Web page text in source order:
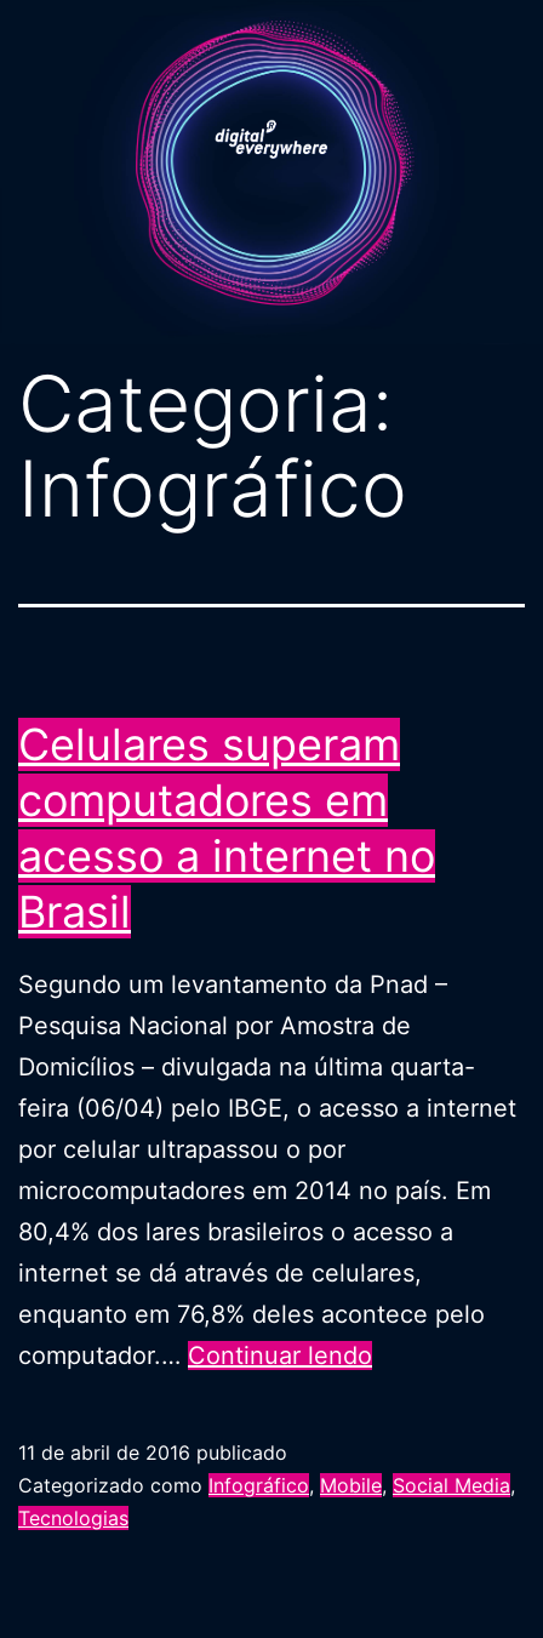
Categoria:
Infográfico
Celulares superam
computadores em
acesso a internet no
Brasil
Segundo um levantamento da Pnad –
Pesquisa Nacional por Amostra de
Domicílios – divulgada na última quarta-
feira (06/04) pelo IBGE, o acesso a internet
por celular ultrapassou o por
microcomputadores em 2014 no país. Em
80,4% dos lares brasileiros o acesso a
internet se dá através de celulares,
enquanto em 76,8% deles acontece pelo
computador.… Continuar lendo
em
11 de abril de 2016 publicado
Categorizado como Infográfico, Mobile, Social Media,
Tecnologias